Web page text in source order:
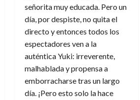
señorita muy educada. Pero un
día, por despiste, no quita el
directo y entonces todos los
espectadores ven a la
auténtica Yuki: irreverente,
malhablada y propensa a
emborracharse tras un largo
día. ¡Pero esto solo la hace